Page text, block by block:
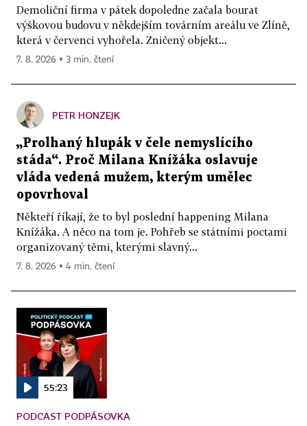
Demoliční firma v pátek dopoledne začala bourat
výškovou budovu v někdejším továrním areálu ve Zlíně,
která v červenci vyhořela. Zničený objekt...
7. 8. 2026 ▪ 3 min. čtení
PETR HONZEJK
„Prolhaný hlupák v čele nemyslícího
stáda“. Proč Milana Knížáka oslavuje
vláda vedená mužem, kterým umělec
opovrhoval
Někteří říkají, že to byl poslední happening Milana
Knížáka. A něco na tom je. Pohřeb se státními poctami
organizovaný těmi, kterými slavný...
7. 8. 2026 ▪ 4 min. čtení
55:23
PODCAST PODPÁSOVKA